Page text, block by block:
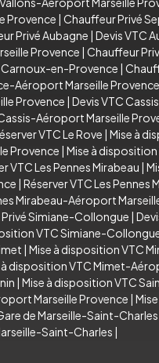
Provence | Chauffeur Privé
Privé Aubagne | Devis VTC
Provence | Chauffeur
Carnoux-en-Provence |
Aéroport Marseille Provence
Provence | Devis VTC Cassis
Aéroport Marseille
VTC Le Rove | Mise à
Provence | Mise à
VTC Les Pennes Mirabeau |
| Réserver VTC Les
Mirabeau-Aéroport
Simiane-Collongue |
VTC Simiane-
| Mise à disposition VTC
à disposition VTC Mimet-
| Mise à disposition VTC
Marseille Provence |
de Marseille-Saint-Charles
Saint-Charles |